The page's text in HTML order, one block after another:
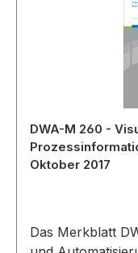
DWA-M 260 -
Oktober 2017
Das Merkblatt